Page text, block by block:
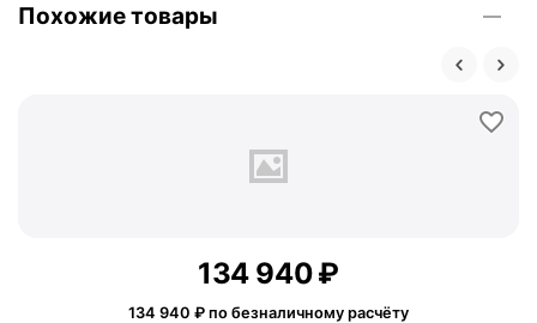
Похожие товары
134 940₽
134 940 ₽ по безналичному расчёту